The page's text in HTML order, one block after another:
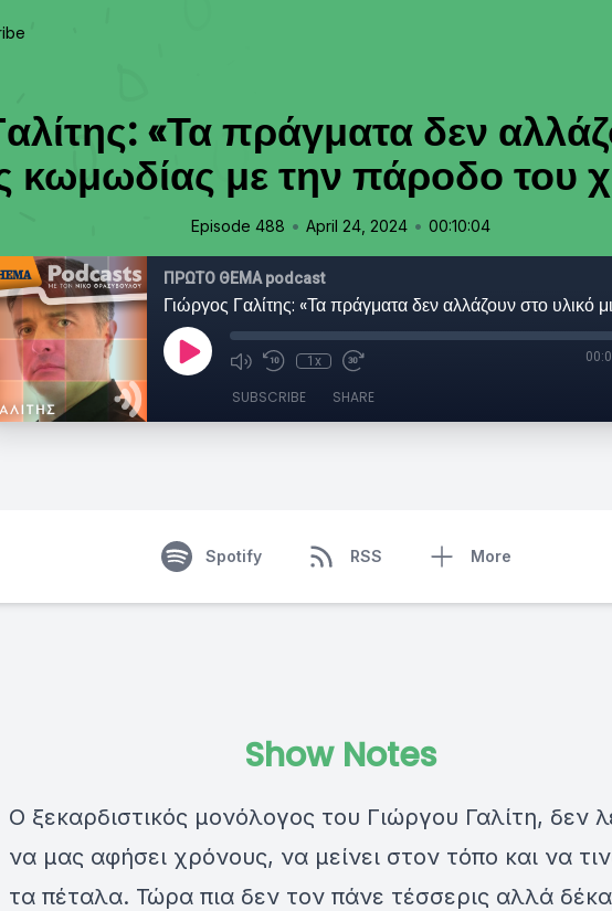
«Τα πράγματα δεν
κωμωδίας με την πάροδο του
Episode 488 • April 24, 2024 • 00:10:04
ΠΡΩΤΟ ΘΕΜΑ podcast
1x
SUBSCRIBE SHARE
Spotify RSS More
Show Notes
Ο ξεκαρδιστικός μονόλογος του Γιώργου Γαλίτη, δεν
να μας αφήσει χρόνους, να μείνει στον τόπο και να
τα πέταλα. Τώρα πια δεν τον πάνε τέσσερις αλλά